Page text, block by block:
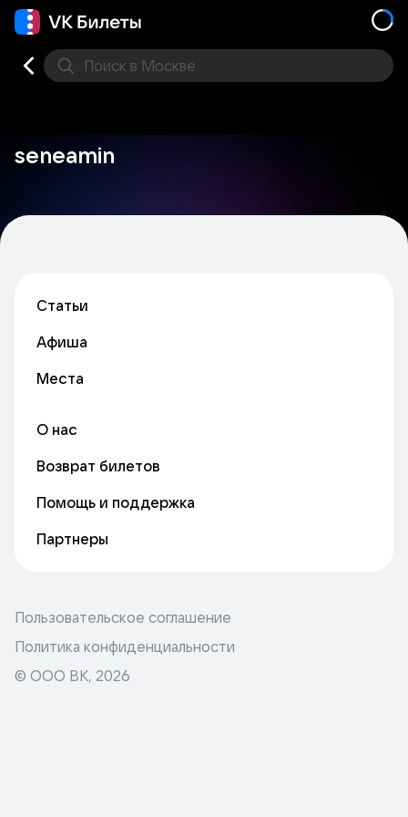
Поиск в Москве
seneamin
Статьи
Афиша
Места
О нас
Возврат билетов
Помощь и поддержка
Партнеры
Пользовательское соглашение
Политика конфиденциальности
© ООО ВК, 2026